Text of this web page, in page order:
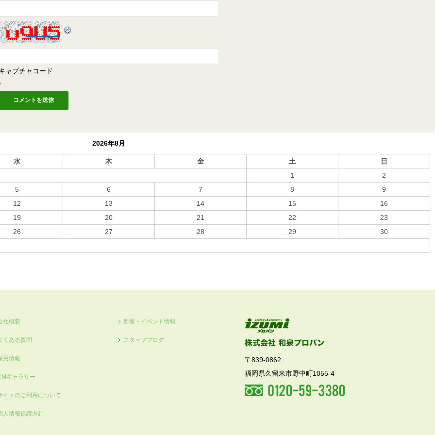
ャプチャコード
2026年8月
水 木 金 土
日
1
2
5 6 7 8
9
12 13 14 15
16
19 20 21 22
23
26 27 28 29
30
社概要
くある質問
用情報
ギャラリー
イトのご利用について
人情報保護方針
新着・イベント情報
スタッフブログ
〒839-0862
福岡県久留米市野中町1055-4